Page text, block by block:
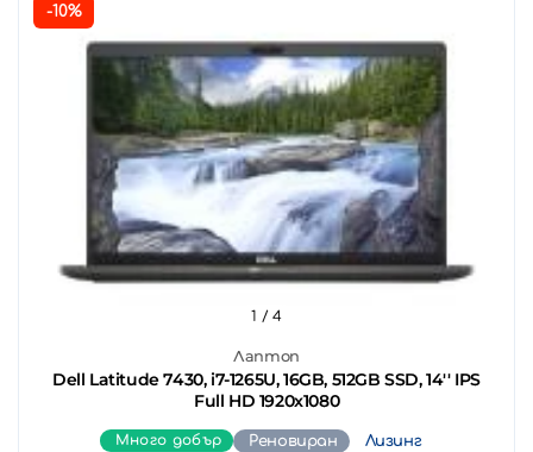
-10%
Лаптоп
Dell Latitude 7430, i7-1265U, 16GB, 512GB SSD, 14'' IPS
Full HD 1920x1080
1 / 4
Много добър Реновиран Лизинг